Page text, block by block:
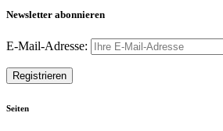
Newsletter abonnieren
E-Mail-Adresse:
Seiten